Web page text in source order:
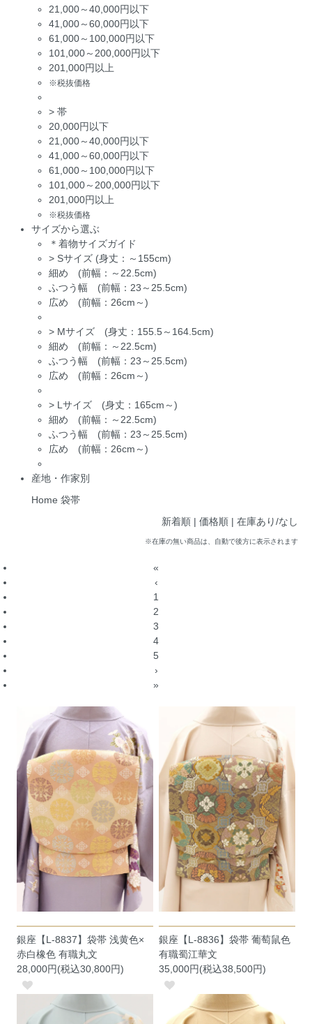
21,000～40,000円以下
41,000～60,000円以下
61,000～100,000円以下
101,000～200,000円以下
201,000円以上
※税抜価格
> 帯
20,000円以下
21,000～40,000円以下
41,000～60,000円以下
61,000～100,000円以下
101,000～200,000円以下
201,000円以上
※税抜価格
サイズから選ぶ
＊着物サイズガイド
> Sサイズ (身丈：～155cm)
細め (前幅：～22.5cm)
ふつう幅 (前幅：23～25.5cm)
広め (前幅：26cm～)
> Mサイズ (身丈：155.5～164.5cm)
細め (前幅：～22.5cm)
ふつう幅 (前幅：23～25.5cm)
広め (前幅：26cm～)
> Lサイズ (身丈：165cm～)
細め (前幅：～22.5cm)
ふつう幅 (前幅：23～25.5cm)
広め (前幅：26cm～)
産地・作家別
Home 袋帯
新着順 | 価格順 | 在庫あり/なし
※在庫の無い商品は、自動で後方に表示されます
«
‹
1
2
3
4
5
›
»
銀座【L-8837】袋帯 浅黄色×
赤白橡色 有職丸文
28,000円(税込30,800円)
銀座【L-8836】袋帯 葡萄鼠色
有職蜀江華文
35,000円(税込38,500円)